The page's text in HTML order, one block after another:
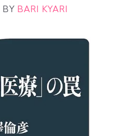
BY BARI KYARI